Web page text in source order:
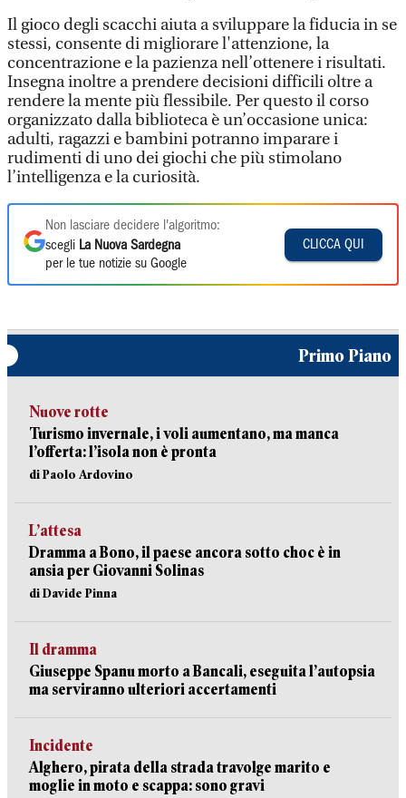
Il gioco degli scacchi aiuta a sviluppare la fiducia in se
stessi, consente di migliorare l'attenzione, la
concentrazione e la pazienza nell’ottenere i risultati.
Insegna inoltre a prendere decisioni difficili oltre a
rendere la mente più flessibile. Per questo il corso
organizzato dalla biblioteca è un’occasione unica:
adulti, ragazzi e bambini potranno imparare i
rudimenti di uno dei giochi che più stimolano
l’intelligenza e la curiosità.
Non lasciare decidere l'algoritmo:
scegli La Nuova Sardegna
per le tue notizie su Google
CLICCA QUI
Primo Piano
Nuove rotte
Turismo invernale, i voli aumentano, ma manca
l’offerta: l’isola non è pronta
di Paolo Ardovino
L’attesa
Dramma a Bono, il paese ancora sotto choc è in
ansia per Giovanni Solinas
di Davide Pinna
Il dramma
Giuseppe Spanu morto a Bancali, eseguita l’autopsia
ma serviranno ulteriori accertamenti
Incidente
Alghero, pirata della strada travolge marito e
moglie in moto e scappa: sono gravi